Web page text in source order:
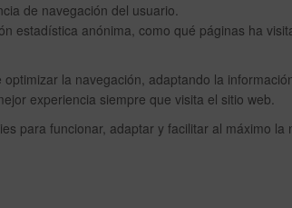
de navegación del usuario.
estadística anónima, como qué páginas ha
la navegación, adaptando la
experiencia siempre que visita el sitio web.
para funcionar, adaptar y facilitar al máximo la